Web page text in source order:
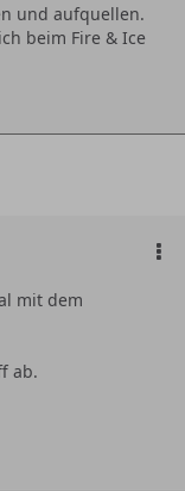
und aufquellen.
beim Fire & Ice
mit dem
ab.